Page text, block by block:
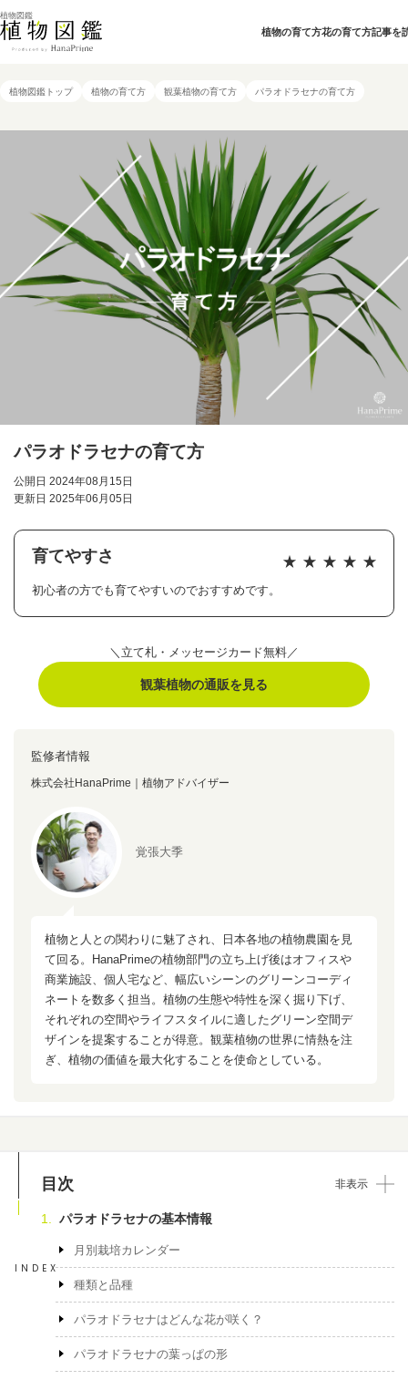
植物図鑑
植物の育て方花の育て方記事を
植物図鑑トップ 植物の育て方 観葉植物の育て方 パラオドラセナの育て方
パラオドラセナの育て方
公開日 2024年08月15日
更新日 2025年06月05日
育てやすさ
初心者の方でも育てやすいのでおすすめです。
＼立て札・メッセージカード無料／
観葉植物の通販を見る
監修者情報
株式会社HanaPrime｜植物アドバイザー
覚張大季
植物と人との関わりに魅了され、日本各地の植物農園を見
て回る。HanaPrimeの植物部門の立ち上げ後はオフィスや
商業施設、個人宅など、幅広いシーンのグリーンコーディ
ネートを数多く担当。植物の生態や特性を深く掘り下げ、
それぞれの空間やライフスタイルに適したグリーン空間デ
ザインを提案することが得意。観葉植物の世界に情熱を注
ぎ、植物の価値を最大化することを使命としている。
INDEX
目次 非表示
パラオドラセナの基本情報
月別栽培カレンダー
種類と品種
パラオドラセナはどんな花が咲く？
パラオドラセナの葉っぱの形